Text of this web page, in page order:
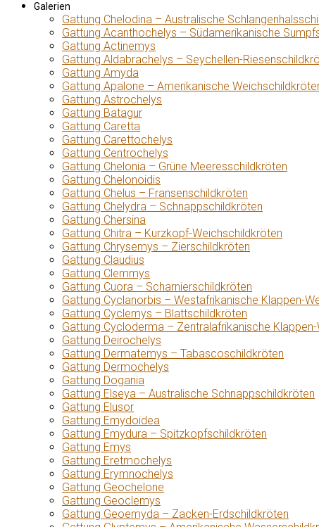
Galerien
Gattung Chelodina – Australische
Gattung Acanthochelys – Südamerikanische
Gattung Actinemys
Gattung Aldabrachelys – Seychellen-
Gattung Amyda
Gattung Apalone – Amerikanische
Gattung Astrochelys
Gattung Batagur
Gattung Caretta
Gattung Carettochelys
Gattung Centrochelys
Gattung Chelonia – Grüne Meeresschildkröten
Gattung Chelonoidis
Gattung Chelus – Fransenschildkröten
Gattung Chelydra – Schnappschildkröten
Gattung Chersina
Gattung Chitra – Kurzkopf-Weichschildkröten
Gattung Chrysemys – Zierschildkröten
Gattung Claudius
Gattung Clemmys
Gattung Cuora – Scharnierschildkröten
Gattung Cyclanorbis – Westafrikanische Klappen-
Gattung Cyclemys – Blattschildkröten
Gattung Cycloderma – Zentralafrikanische
Gattung Deirochelys
Gattung Dermatemys – Tabascoschildkröten
Gattung Dermochelys
Gattung Dogania
Gattung Elseya – Australische Schnappschildkröten
Gattung Elusor
Gattung Emydoidea
Gattung Emydura – Spitzkopfschildkröten
Gattung Emys
Gattung Eretmochelys
Gattung Erymnochelys
Gattung Geochelone
Gattung Geoclemys
Gattung Geoemyda – Zacken-Erdschildkröten